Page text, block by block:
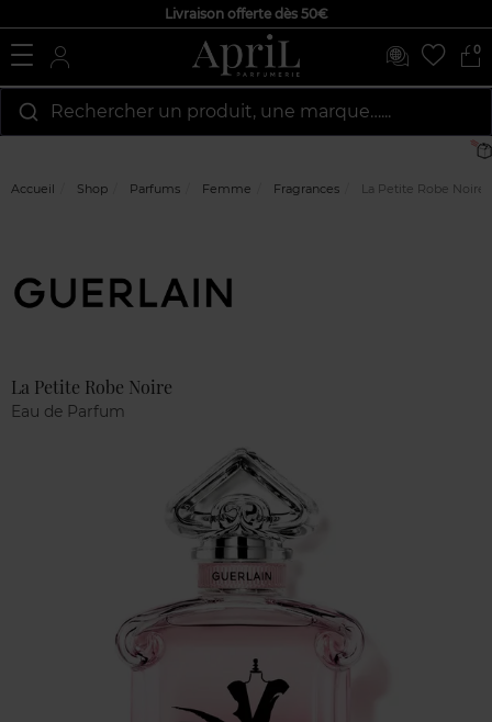
Livraison offerte dès 50€
0
Rechercher un produit, une marque…...
Accueil Shop Parfums Femme Fragrances La Petite Robe Noire
La Petite Robe Noire
Eau de Parfum